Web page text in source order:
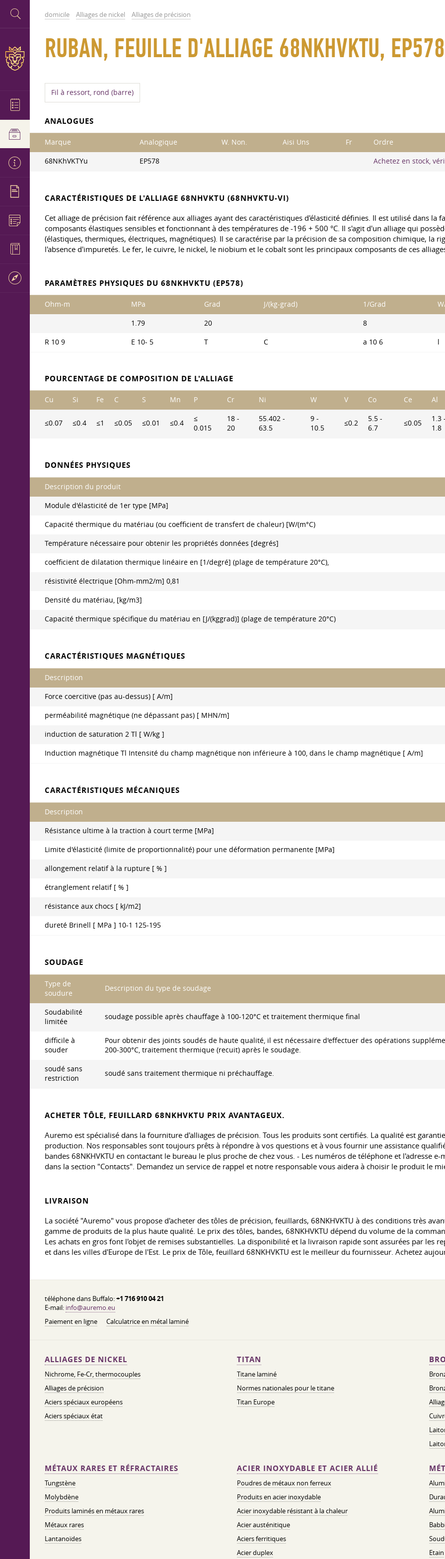
domicile Alliages de nickel Alliages de précision
RUBAN, FEUILLE D'ALLIAGE 68NKHVKTU, EP578
Fil à ressort, rond (barre)
ANALOGUES
Marque Analogique W. Non. Aisi Uns Fr Ordre
68NKhVKTYu EP578 Achetez en stock,
CARACTÉRISTIQUES DE L'ALLIAGE 68NHVKTU (68NHVKTU-VI)
Cet alliage de précision fait référence aux alliages ayant des caractéristiques d'élasticité définies. Il est utilisé dans
composants élastiques sensibles et fonctionnant à des températures de -196 + 500 °C. Il s'agit d'un alliage qui
(élastiques, thermiques, électriques, magnétiques). Il se caractérise par la précision de sa composition chimique, la
l'absence d'impuretés. Le fer, le cuivre, le nickel, le niobium et le cobalt sont les principaux composants de ces
PARAMÈTRES PHYSIQUES DU 68NKHVKTU (EP578)
Ohm-m MPa Grad J/(kg-grad) 1/Grad
1.79 20 8
R 10 9 E 10- 5 T C a 10 6 l
POURCENTAGE DE COMPOSITION DE L'ALLIAGE
Cu Si Fe C S Mn P Cr Ni W V Co Ce Al
≤0.07 ≤0.4 ≤1 ≤0.05 ≤0.01 ≤0.4
≤
0.015
18 -
20
55.402 -
63.5
9 -
10.5
≤0.2
5.5 -
6.7
≤0.05
1.3 -
1.8
DONNÉES PHYSIQUES
Description du produit
Module d'élasticité de 1er type [MPa]
Capacité thermique du matériau (ou coefficient de transfert de chaleur) [W/(m°C)
Température nécessaire pour obtenir les propriétés données [degrés]
coefficient de dilatation thermique linéaire en [1/degré] (plage de température 20°C),
résistivité électrique [Ohm-mm2/m] 0,81
Densité du matériau, [kg/m3]
Capacité thermique spécifique du matériau en [J/(kggrad)] (plage de température 20°C)
CARACTÉRISTIQUES MAGNÉTIQUES
Description
Force coercitive (pas au-dessus) [ A/m]
perméabilité magnétique (ne dépassant pas) [ MHN/m]
induction de saturation 2 Tl [ W/kg ]
Induction magnétique Tl Intensité du champ magnétique non inférieure à 100, dans le champ magnétique [ A/m]
CARACTÉRISTIQUES MÉCANIQUES
Description
Résistance ultime à la traction à court terme [MPa]
Limite d'élasticité (limite de proportionnalité) pour une déformation permanente [MPa]
allongement relatif à la rupture [ % ]
étranglement relatif [ % ]
résistance aux chocs [ kJ/m2]
dureté Brinell [ MPa ] 10-1 125-195
SOUDAGE
Type de
soudure
Description du type de soudage
Soudabilité
limitée
soudage possible après chauffage à 100-120°C et traitement thermique final
difficile à
souder
Pour obtenir des joints soudés de haute qualité, il est nécessaire d'effectuer des opérations
200-300°C, traitement thermique (recuit) après le soudage.
soudé sans
restriction
soudé sans traitement thermique ni préchauffage.
ACHETER TÔLE, FEUILLARD 68NKHVKTU PRIX AVANTAGEUX.
Auremo est spécialisé dans la fourniture d'alliages de précision. Tous les produits sont certifiés. La qualité est
production. Nos responsables sont toujours prêts à répondre à vos questions et à vous fournir une assistance
bandes 68NKHVKTU en contactant le bureau le plus proche de chez vous. - Les numéros de téléphone et l'adresse
dans la section "Contacts". Demandez un service de rappel et notre responsable vous aidera à choisir le produit le
LIVRAISON
La société "Auremo" vous propose d'acheter des tôles de précision, feuillards, 68NKHVKTU à des conditions très
gamme de produits de la plus haute qualité. Le prix des tôles, bandes, 68NKHVKTU dépend du volume de la
Les achats en gros font l'objet de remises substantielles. La disponibilité et la livraison rapide sont assurées par les
et dans les villes d'Europe de l'Est. Le prix de Tôle, feuillard 68NKHVKTU est le meilleur du fournisseur. Achetez
téléphone dans Buffalo:+1 716 910 04 21
E-mail: info@auremo.eu
Paiement en ligne
Calculatrice en métal laminé
ALLIAGES DE NICKEL
Nichrome, Fe-Cr, thermocouples
Alliages de précision
Aciers spéciaux européens
Aciers spéciaux état
TITAN
Titane laminé
Normes nationales pour le titane
Titan Europe
MÉTAUX RARES ET RÉFRACTAIRES
Tungstène
Molybdène
Produits laminés en métaux rares
Métaux rares
Lantanoïdes
ACIER INOXYDABLE ET ACIER ALLIÉ
Poudres de métaux non ferreux
Produits en acier inoxydable
Acier inoxydable résistant à la chaleur
Acier austénitique
Aciers ferritiques
Acier duplex
Etain